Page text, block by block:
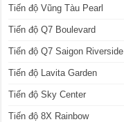
Tiến độ Vũng Tàu Pearl
Tiến độ Q7 Boulevard
Tiến độ Q7 Saigon Riverside
Tiến độ Lavita Garden
Tiến độ Sky Center
Tiến độ 8X Rainbow